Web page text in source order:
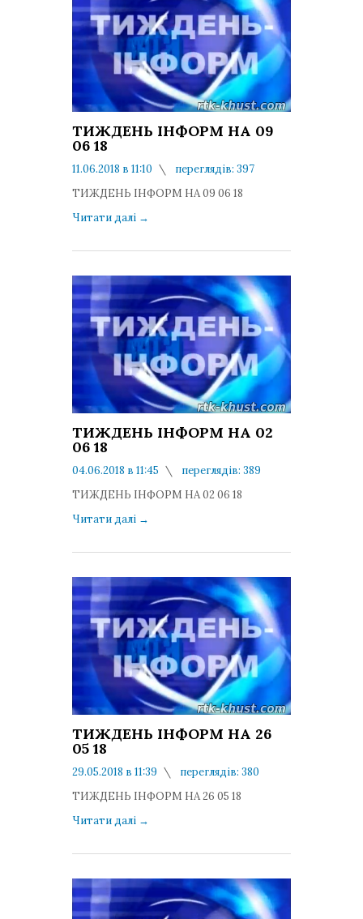
ТИЖДЕНЬ ІНФОРМ НА 09
06 18
11.06.2018 в 11:10
переглядів: 397
ТИЖДЕНЬ ІНФОРМ НА 09 06 18
Читати далі →
ТИЖДЕНЬ ІНФОРМ НА 02
06 18
04.06.2018 в 11:45
переглядів: 389
ТИЖДЕНЬ ІНФОРМ НА 02 06 18
Читати далі →
ТИЖДЕНЬ ІНФОРМ НА 26
05 18
29.05.2018 в 11:39
переглядів: 380
ТИЖДЕНЬ ІНФОРМ НА 26 05 18
Читати далі →